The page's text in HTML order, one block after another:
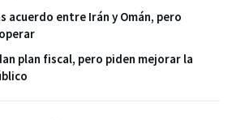
acuerdo entre Irán y Omán, pero
plan fiscal, pero piden mejorar la